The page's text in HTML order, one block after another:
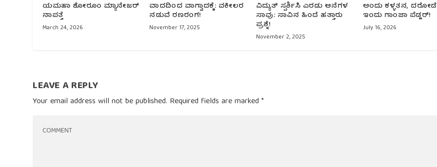
ಯಮಹಾ ಶೋರೂಂ ಮ್ಯಾನೇಜರ್‌
ನಾಪತ್ತೆ
March 24, 2026
ವಾದದಿಂದ ವಾಗ್ವಾದಕ್ಕೆ: ವಕೀಲರ
ನಡುವೆ ರಣರಂಗ!
November 17, 2025
ವಿದ್ಯುತ್ ಸ್ಪರ್ಶಿಸಿ ಎರಡು ಆನೆಗಳ
ಸಾವು: ಸಾವಿನ ಹಿಂದೆ ಹತ್ತಾರು
ಪ್ರಶ್ನೆ!
November 2, 2025
ಅಂದು ಕಳ್ಳತನ,
ಇಂದು ಗಾಂಜಾ ಪೆಡ್ಲರ್!
July 16, 2026
LEAVE A REPLY
Your email address will not be published. Required fields are marked*